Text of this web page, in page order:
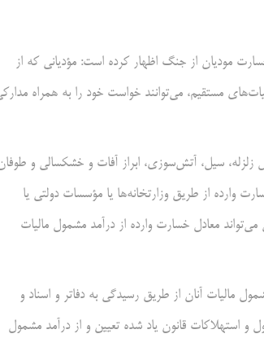
مستقیم برای جبران خسارت مودیان از جنگ اظهار کرده است: مؤدیانی که از
سوم خسارت دیده‌اند، برای منفعت‌مندی از تسهیلات ماده ۱۶۵ قانون مالیات‌های مستقیم، می‌توانند خواست خود را به همراه
از قبيل زلزله، سيل، آتش‌سوزی، ابراز آفات و خشکسالی و
وارده از طريق وزارتخانه‌ها يا مؤسسات دولتی يا
معادل خسارت وارده از درآمد مشمول ماليات
مالیات آنان از طریق رسیدگی به دفاتر و اسناد و
استهلاکات قانون یاد شده تعیین و از درآمد مشمول